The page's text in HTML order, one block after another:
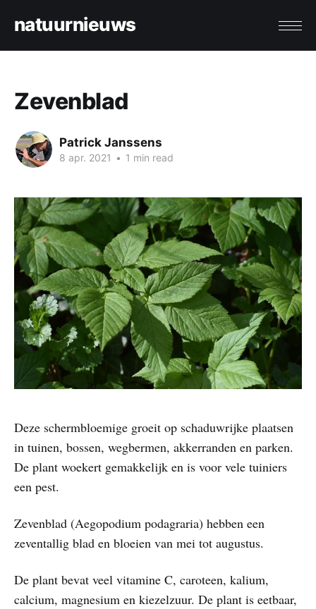
natuurnieuws
Zevenblad
Patrick Janssens
8 apr. 2021 • 1 min read
Deze schermbloemige groeit op schaduwrijke plaatsen
in tuinen, bossen, wegbermen, akkerranden en parken.
De plant woekert gemakkelijk en is voor vele tuiniers
een pest.
Zevenblad (Aegopodium podagraria) hebben een
zeventallig blad en bloeien van mei tot augustus.
De plant bevat veel vitamine C, caroteen, kalium,
calcium, magnesium en kiezelzuur. De plant is eetbaar,